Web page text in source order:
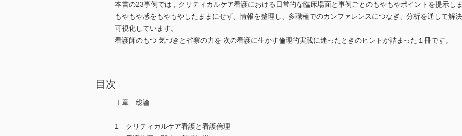
本書の23事例では，クリティカルケア看護における日常的な臨床場面と事例ごとのもやもやポイントを提示しま
もやもや感をもやもやしたままにせず、情報を整理し、多職種でのカンファレンスにつなぎ、分析を通して解
可視化しています。
看護師のもつ 気づきと省察の力を 次の看護に生かす倫理的実践に迷ったときのヒントが詰まった１冊です。
目次
Ⅰ章 総論
1 クリティカルケア看護と看護倫理